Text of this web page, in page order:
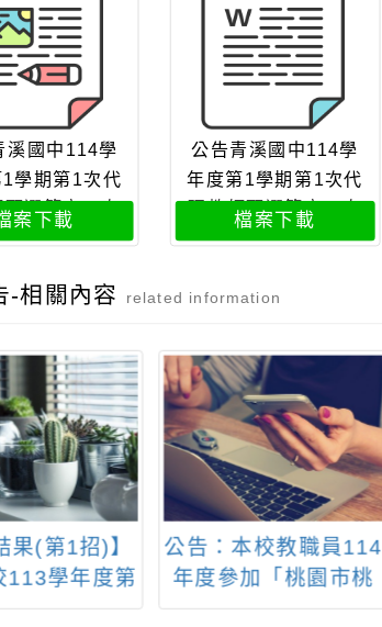
溪國中114學
學期第1次代
甄選簡章一次
招考114062
案下載
公告青溪國中114學
年度第1學期第1次代
理教師甄選簡章一次
公告分次招考114062
檔案下載
-相關內容 related information
果(第1招)】
113學年度第
公告：本校教職員114
年度參加「桃園市桃